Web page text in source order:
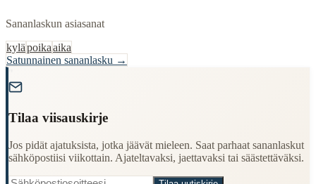
Sananlaskun asiasanat
kyläpoikaaika
Satunnainen sananlasku →
Tilaa viisauskirje
Jos pidät ajatuksista, jotka jäävät mieleen. Saat parhaat sananlaskut
sähköpostiisi viikottain. Ajateltavaksi, jaettavaksi tai säästettäväksi.